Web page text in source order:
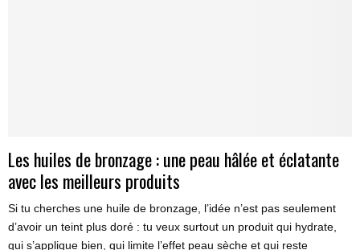
Les huiles de bronzage : une peau hâlée et éclatante
avec les meilleurs produits
Si tu cherches une huile de bronzage, l’idée n’est pas seulement
d’avoir un teint plus doré : tu veux surtout un produit qui hydrate,
qui s’applique bien, qui limite l’effet peau sèche et qui reste